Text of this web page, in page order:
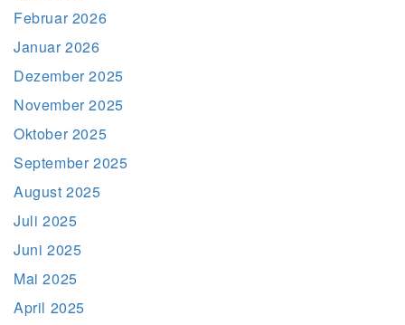
Februar 2026
Januar 2026
Dezember 2025
November 2025
Oktober 2025
September 2025
August 2025
Juli 2025
Juni 2025
Mai 2025
April 2025